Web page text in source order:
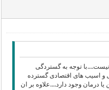
توجه به گستردگی
و اسیب های اقتصادی گسترده
درمان وجود دارد....علاوه بر ان